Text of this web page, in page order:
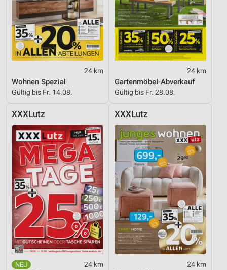
24 km
Wohnen Spezial
Gültig bis Fr. 14.08.
24 km
Gartenmöbel-Abverkauf
Gültig bis Fr. 28.08.
XXXLutz
24 km
XXXLutz
24 km